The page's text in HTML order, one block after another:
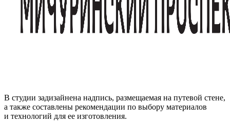
В студии задизайнена надпись, размещаемая на путевой стене,
а также составлены рекомендации по выбору материалов
и технологий для ее изготовления.